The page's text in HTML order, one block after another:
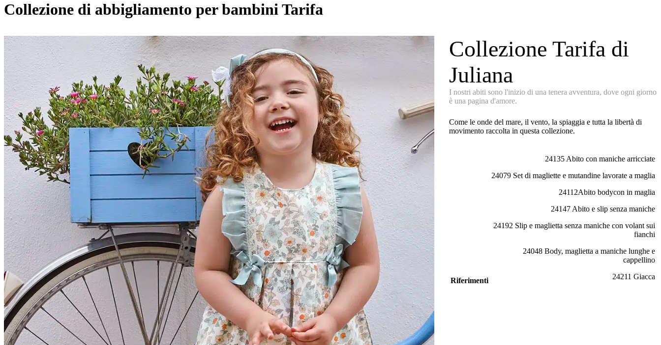
Collezione di abbigliamento per bambini Tarifa
Collezione Tarifa di
Juliana
I nostri abiti sono l'inizio di una tenera avventura, dove ogni giorno
è una pagina d'amore.
Come le onde del mare, il vento, la spiaggia e tutta la libertà di
movimento raccolta in questa collezione.
Riferimenti
24135 Abito con maniche arricciate
24079 Set di magliette e mutandine lavorate a maglia
24112Abito bodycon in maglia
24147 Abito e slip senza maniche
24192 Slip e maglietta senza maniche con volant sui
fianchi
24048 Body, maglietta a maniche lunghe e
cappellino
24211 Giacca